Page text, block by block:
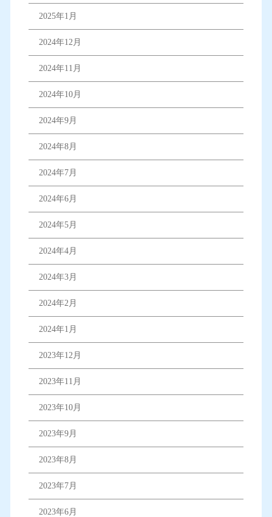
2025年1月
2024年12月
2024年11月
2024年10月
2024年9月
2024年8月
2024年7月
2024年6月
2024年5月
2024年4月
2024年3月
2024年2月
2024年1月
2023年12月
2023年11月
2023年10月
2023年9月
2023年8月
2023年7月
2023年6月